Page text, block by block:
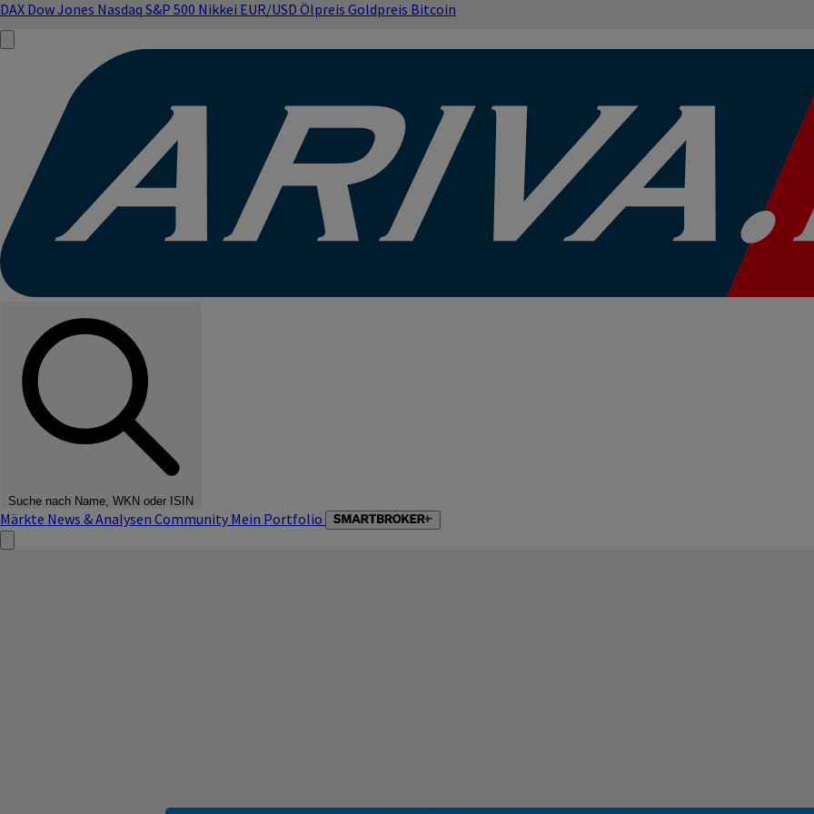
DAX Dow Jones Nasdaq S&P 500 Nikkei EUR/USD Ölpreis Goldpreis Bitcoin
Suche nach Name, WKN oder ISIN
Märkte News & Analysen Community Mein Portfolio